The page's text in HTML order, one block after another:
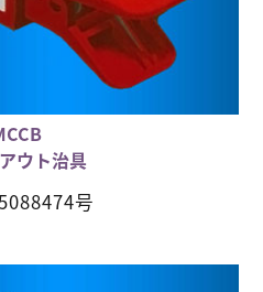
ウト治具
号